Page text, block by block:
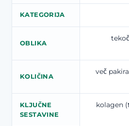
KATEGORIJA
OBLIKA
KOLIČINA
več
KLJUČNE
SESTAVINE
kolagen